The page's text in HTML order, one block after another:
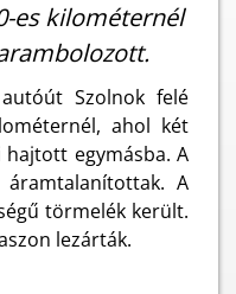
es kilométernél
Szolnok felé
ahol két
egymásba. A
A
törmelék került.
lezárták.